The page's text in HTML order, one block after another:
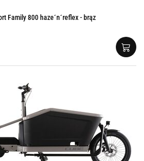
Family 800 haze´n´reflex - brąz